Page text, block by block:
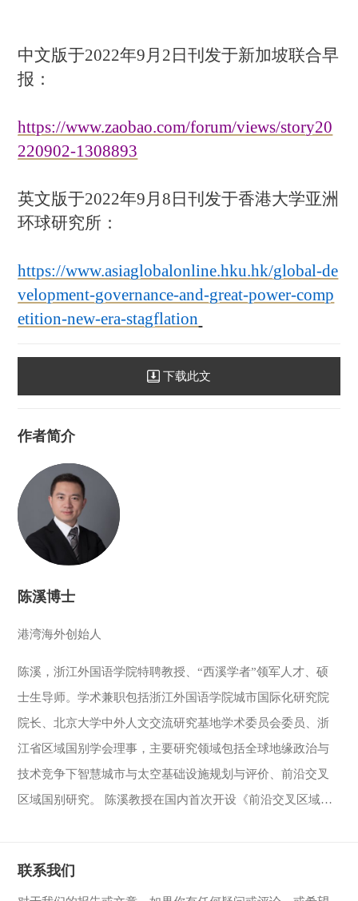
中文版于2022年9 月 2 日刊发于新加坡联合早
报：
https://www.zaobao.com/forum/views/story20
220902-1308893
英文版于2022年9 月8 日刊发于香港大学亚洲
环球研究所：
https://www.asiaglobalonline.hku.hk/global-de
velopment-governance-and-great-power-comp
etition-new-era-stagflation
下载此文
作者简介
陈溪博士
港湾海外创始人
陈溪，浙江外国语学院特聘教授、“西溪学者”领军人才、硕
士生导师。学术兼职包括浙江外国语学院城市国际化研究院
院长、北京大学中外人文交流研究基地学术委员会委员、浙
江省区域国别学会理事，主要研究领域包括全球地缘政治与
技术竞争下智慧城市与太空基础设施规划与评价、前沿交叉
区域国别研究。 陈溪教授在国内首次开设《前沿交叉区域国
教授是《亚洲智慧城市排名》《二十国集团（G20）智慧城市
联系我们